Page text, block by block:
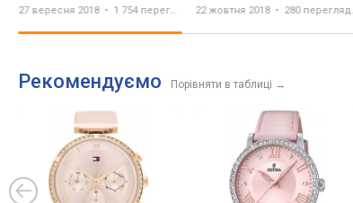
27 вересня 2018 1 754 перегляда 22 жовтня 2018 280 переглядів
Рекомендуємо Порівняти в таблиці →